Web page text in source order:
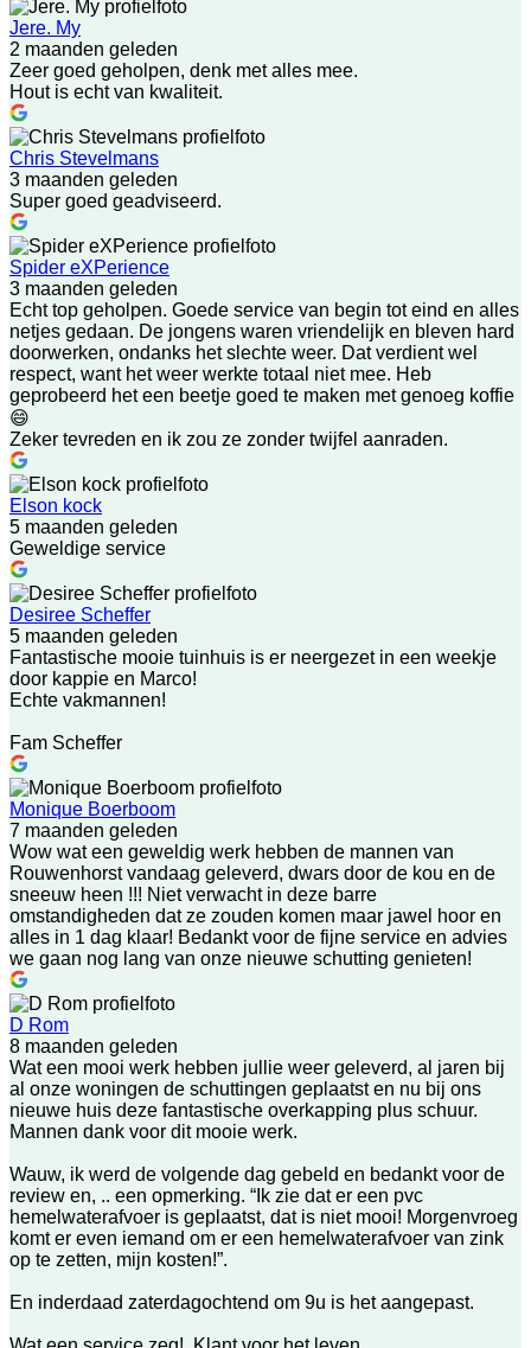
Jere. My
2 maanden geleden
Zeer goed geholpen, denk met alles mee.
Hout is echt van kwaliteit.
Chris Stevelmans
3 maanden geleden
Super goed geadviseerd.
Spider eXPerience
3 maanden geleden
Echt top geholpen. Goede service van begin tot eind en alles
netjes gedaan. De jongens waren vriendelijk en bleven hard
doorwerken, ondanks het slechte weer. Dat verdient wel
respect, want het weer werkte totaal niet mee. Heb
geprobeerd het een beetje goed te maken met genoeg koffie
😄
Zeker tevreden en ik zou ze zonder twijfel aanraden.
Elson kock
5 maanden geleden
Geweldige service
Desiree Scheffer
5 maanden geleden
Fantastische mooie tuinhuis is er neergezet in een weekje
door kappie en Marco!
Echte vakmannen!
Fam Scheffer
Monique Boerboom
7 maanden geleden
Wow wat een geweldig werk hebben de mannen van
Rouwenhorst vandaag geleverd, dwars door de kou en de
sneeuw heen !!! Niet verwacht in deze barre
omstandigheden dat ze zouden komen maar jawel hoor en
alles in 1 dag klaar! Bedankt voor de fijne service en advies
we gaan nog lang van onze nieuwe schutting genieten!
D Rom
8 maanden geleden
Wat een mooi werk hebben jullie weer geleverd, al jaren bij
al onze woningen de schuttingen geplaatst en nu bij ons
nieuwe huis deze fantastische overkapping plus schuur.
Mannen dank voor dit mooie werk.
Wauw, ik werd de volgende dag gebeld en bedankt voor de
review en, .. een opmerking. “Ik zie dat er een pvc
hemelwaterafvoer is geplaatst, dat is niet mooi! Morgenvroeg
komt er even iemand om er een hemelwaterafvoer van zink
op te zetten, mijn kosten!”.
En inderdaad zaterdagochtend om 9u is het aangepast.